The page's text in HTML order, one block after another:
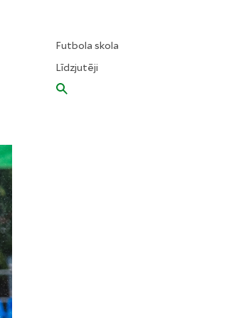
Futbola skola
Līdzjutēji